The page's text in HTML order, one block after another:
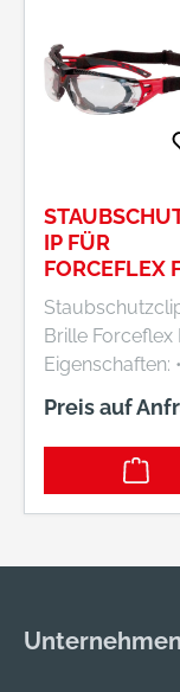
Co. KG, Reitweg
90587
DE,
IP FÜR
FORCEFLEX
Brille Forceflex
Eigenschaften: •
Staubschutz mit
elastischem
Schutz vor
ungewollten
Zusätzlicher
selbst in
Preis auf
Unternehmen